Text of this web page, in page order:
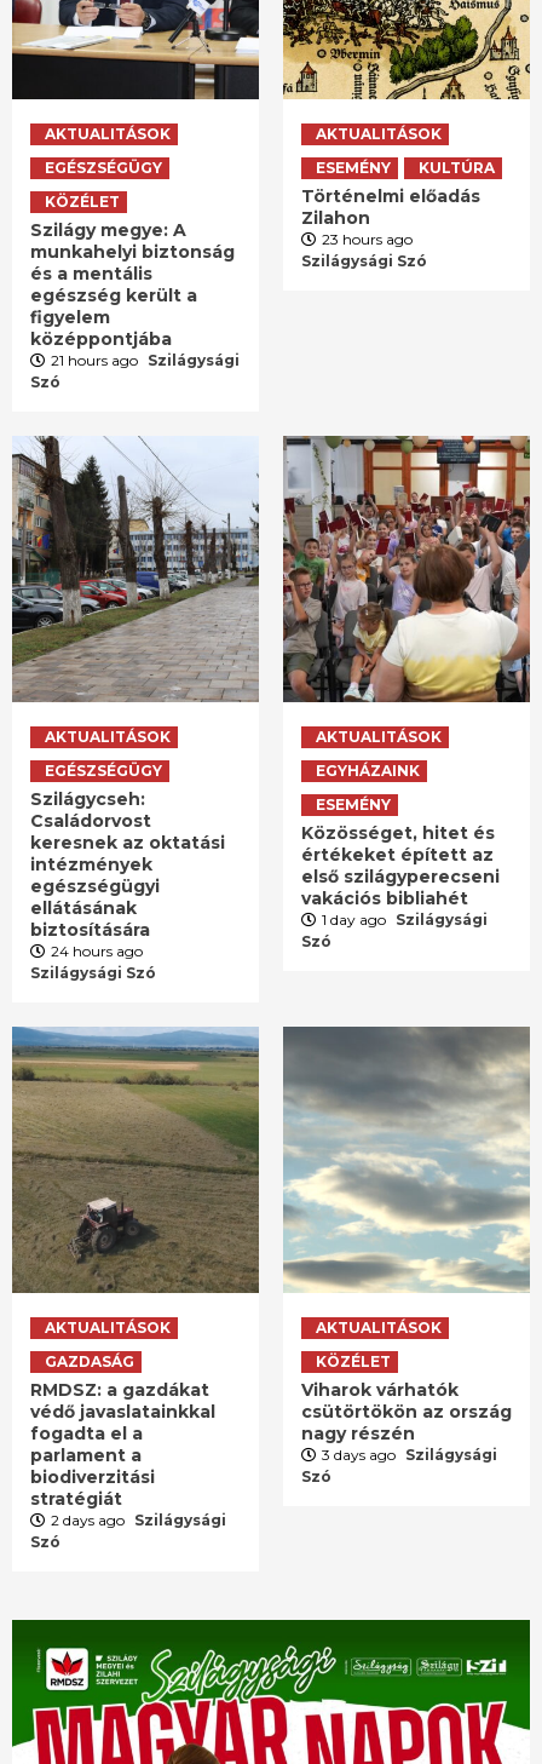
AKTUALITÁSOK
EGÉSZSÉGÜGY
KÖZÉLET
Szilágy megye: A
munkahelyi biztonság
és a mentális
egészség került a
figyelem
középpontjába
21 hours ago Szilágysági
Szó
AKTUALITÁSOK
ESEMÉNY
KULTÚRA
Történelmi előadás
Zilahon
23 hours ago
Szilágysági Szó
AKTUALITÁSOK
EGÉSZSÉGÜGY
Szilágycseh:
Családorvost
keresnek az oktatási
intézmények
egészségügyi
ellátásának
biztosítására
24 hours ago
Szilágysági Szó
AKTUALITÁSOK
EGYHÁZAINK
ESEMÉNY
Közösséget, hitet és
értékeket épített az
első szilágyperecseni
vakációs bibliahét
1 day ago Szilágysági
Szó
AKTUALITÁSOK
GAZDASÁG
RMDSZ: a gazdákat
védő javaslatainkkal
fogadta el a
parlament a
biodiverzitási
stratégiát
2 days ago Szilágysági
Szó
AKTUALITÁSOK
KÖZÉLET
Viharok várhatók
csütörtökön az ország
nagy részén
3 days ago Szilágysági
Szó